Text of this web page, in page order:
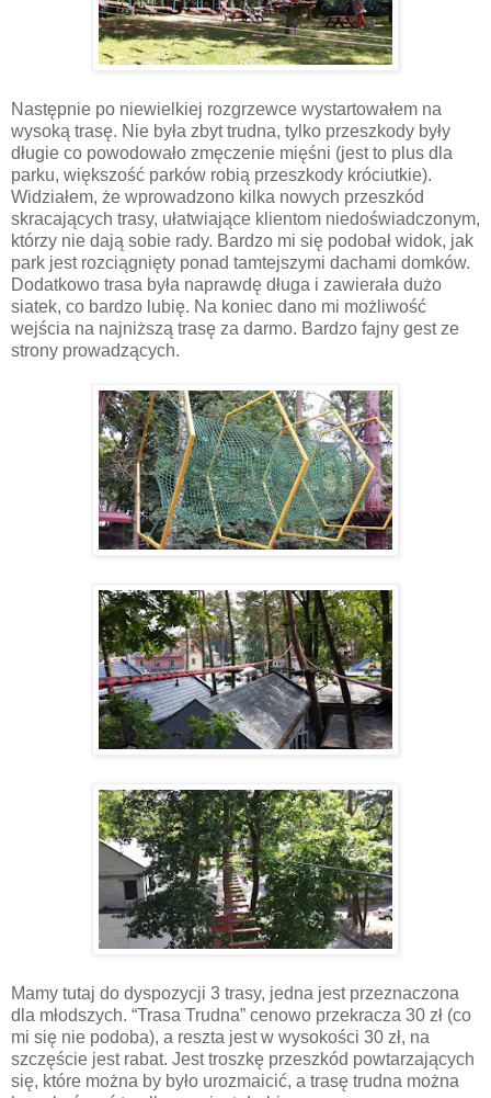
Następnie po niewielkiej rozgrzewce wystartowałem na
wysoką trasę. Nie była zbyt trudna, tylko przeszkody były
długie co powodowało zmęczenie mięśni (jest to plus dla
parku, większość parków robią przeszkody króciutkie).
Widziałem, że wprowadzono kilka nowych przeszkód
skracających trasy, ułatwiające klientom niedoświadczonym,
którzy nie dają sobie rady. Bardzo mi się podobał widok, jak
park jest rozciągnięty ponad tamtejszymi dachami domków.
Dodatkowo trasa była naprawdę długa i zawierała dużo
siatek, co bardzo lubię. Na koniec dano mi możliwość
wejścia na najniższą trasę za darmo. Bardzo fajny gest ze
strony prowadzących.
Mamy tutaj do dyspozycji 3 trasy, jedna jest przeznaczona
dla młodszych. “Trasa Trudna” cenowo przekracza 30 zł (co
mi się nie podoba), a reszta jest w wysokości 30 zł, na
szczęście jest rabat. Jest troszkę przeszkód powtarzających
się, które można by było urozmaicić, a trasę trudna można